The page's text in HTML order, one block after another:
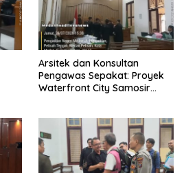
Arsitek dan Konsultan
Pengawas Sepakat: Proyek
Waterfront City Samosir